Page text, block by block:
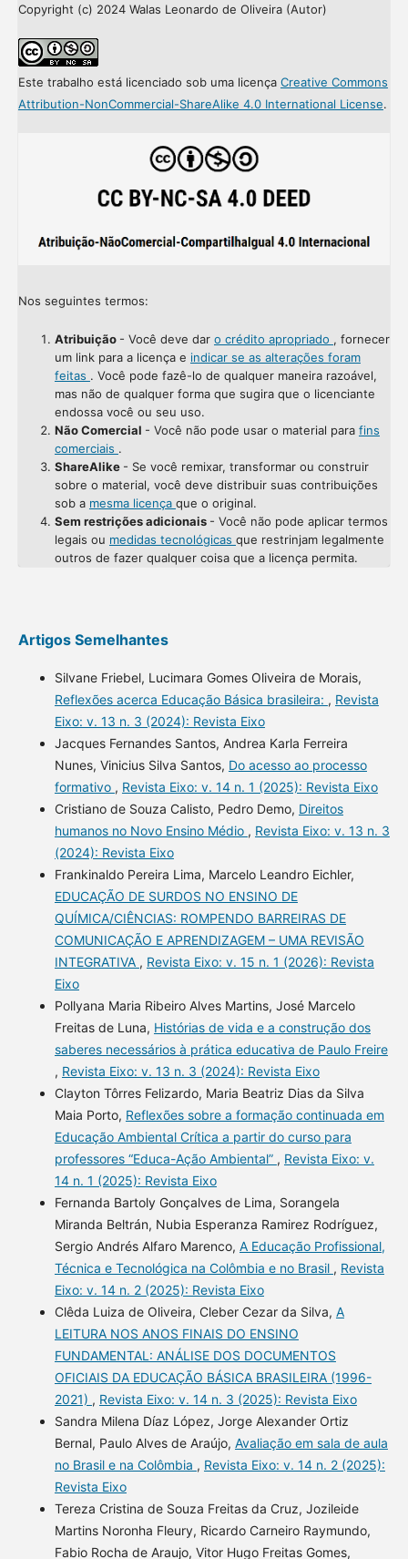
Copyright (c) 2024 Walas Leonardo de Oliveira (Autor)
Este trabalho está licenciado sob uma licença Creative Commons
Attribution-NonCommercial-ShareAlike 4.0 International License.
Nos seguintes termos:
Atribuição - Você deve dar o crédito apropriado , fornecer
um link para a licença e indicar se as alterações foram
feitas . Você pode fazê-lo de qualquer maneira razoável,
mas não de qualquer forma que sugira que o licenciante
endossa você ou seu uso.
Não Comercial - Você não pode usar o material para fins
comerciais .
ShareAlike - Se você remixar, transformar ou construir
sobre o material, você deve distribuir suas contribuições
sob a mesma licença que o original.
Sem restrições adicionais - Você não pode aplicar termos
legais ou medidas tecnológicas que restrinjam legalmente
outros de fazer qualquer coisa que a licença permita.
Artigos Semelhantes
Silvane Friebel, Lucimara Gomes Oliveira de Morais,
Reflexões acerca Educação Básica brasileira: , Revista
Eixo: v. 13 n. 3 (2024): Revista Eixo
Jacques Fernandes Santos, Andrea Karla Ferreira
Nunes, Vinicius Silva Santos, Do acesso ao processo
formativo , Revista Eixo: v. 14 n. 1 (2025): Revista Eixo
Cristiano de Souza Calisto, Pedro Demo, Direitos
humanos no Novo Ensino Médio , Revista Eixo: v. 13 n. 3
(2024): Revista Eixo
Frankinaldo Pereira Lima, Marcelo Leandro Eichler,
EDUCAÇÃO DE SURDOS NO ENSINO DE
QUÍMICA/CIÊNCIAS: ROMPENDO BARREIRAS DE
COMUNICAÇÃO E APRENDIZAGEM – UMA REVISÃO
INTEGRATIVA , Revista Eixo: v. 15 n. 1 (2026): Revista
Eixo
Pollyana Maria Ribeiro Alves Martins, José Marcelo
Freitas de Luna, Histórias de vida e a construção dos
saberes necessários à prática educativa de Paulo Freire
, Revista Eixo: v. 13 n. 3 (2024): Revista Eixo
Clayton Tôrres Felizardo, Maria Beatriz Dias da Silva
Maia Porto, Reflexões sobre a formação continuada em
Educação Ambiental Crítica a partir do curso para
professores “Educa-Ação Ambiental” , Revista Eixo: v.
14 n. 1 (2025): Revista Eixo
Fernanda Bartoly Gonçalves de Lima, Sorangela
Miranda Beltrán, Nubia Esperanza Ramirez Rodríguez,
Sergio Andrés Alfaro Marenco, A Educação Profissional,
Técnica e Tecnológica na Colômbia e no Brasil , Revista
Eixo: v. 14 n. 2 (2025): Revista Eixo
Clêda Luiza de Oliveira, Cleber Cezar da Silva, A
LEITURA NOS ANOS FINAIS DO ENSINO
FUNDAMENTAL: ANÁLISE DOS DOCUMENTOS
OFICIAIS DA EDUCAÇÃO BÁSICA BRASILEIRA (1996-
2021) , Revista Eixo: v. 14 n. 3 (2025): Revista Eixo
Sandra Milena Díaz López, Jorge Alexander Ortiz
Bernal, Paulo Alves de Araújo, Avaliação em sala de aula
no Brasil e na Colômbia , Revista Eixo: v. 14 n. 2 (2025):
Revista Eixo
Tereza Cristina de Souza Freitas da Cruz, Jozileide
Martins Noronha Fleury, Ricardo Carneiro Raymundo,
Fabio Rocha de Araujo, Vitor Hugo Freitas Gomes,